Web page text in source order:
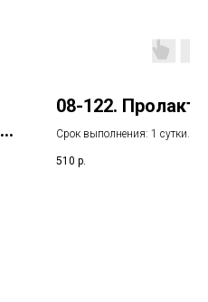
08-122.
Срок выполнения: 1 сутки.
биоматериала
510 р.